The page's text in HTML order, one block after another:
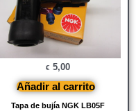
Tapa de bujía NGK LB05F
€ 5,00
Añadir al carrito